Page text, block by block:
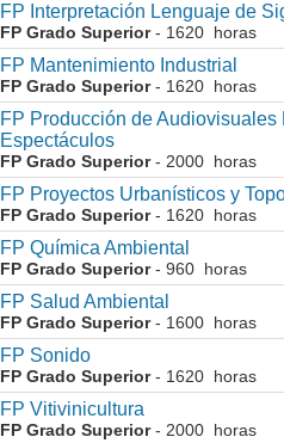
FP Interpretación Lenguaje de
FP Grado Superior- 1620 horas
FP Mantenimiento Industrial
FP Grado Superior- 1620 horas
FP Producción de Audiovisuales
Espectáculos
FP Grado Superior- 2000 horas
FP Proyectos Urbanísticos y
FP Grado Superior- 1620 horas
FP Química Ambiental
FP Grado Superior- 960 horas
FP Salud Ambiental
FP Grado Superior- 1600 horas
FP Sonido
FP Grado Superior- 1620 horas
FP Vitivinicultura
FP Grado Superior- 2000 horas